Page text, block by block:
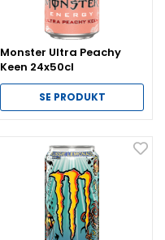
Monster Ultra Peachy
Keen 24x50cl
SE PRODUKT